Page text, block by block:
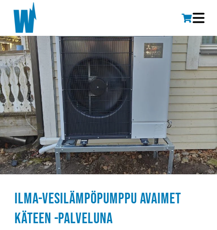
Ilma-vesilämpöpumppu avaimet
käteen -palveluna